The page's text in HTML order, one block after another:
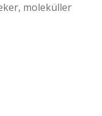
moleküller